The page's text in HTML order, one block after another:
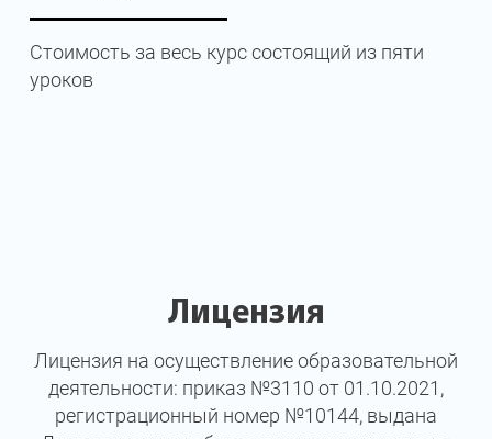
Стоимость за весь курс состоящий из пяти
уроков
Лицензия
Лицензия на осуществление образовательной
деятельности: приказ №3110 от 01.10.2021,
регистрационный номер №10144, выдана